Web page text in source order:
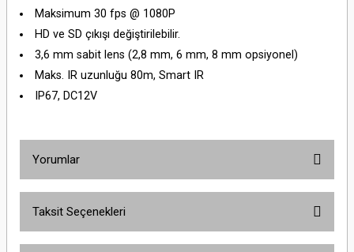
Maksimum 30 fps @ 1080P
HD ve SD çıkışı değiştirilebilir.
3,6 mm sabit lens (2,8 mm, 6 mm, 8 mm opsiyonel)
Maks. IR uzunluğu 80m, Smart IR
IP67, DC12V
Yorumlar
Taksit Seçenekleri